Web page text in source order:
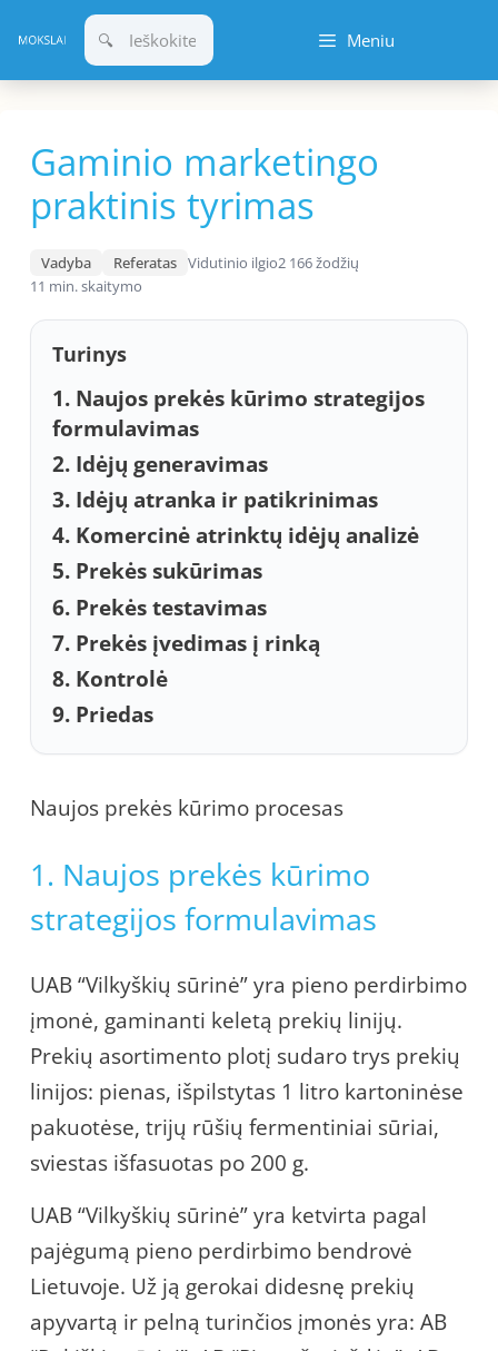
prie
turinio
Meniu
Gaminio marketingo
praktinis tyrimas
Vadyba Referatas Vidutinio ilgio2 166 žodžių
11 min. skaitymo
Turinys
1. Naujos prekės kūrimo strategijos
formulavimas
2. Idėjų generavimas
3. Idėjų atranka ir patikrinimas
4. Komercinė atrinktų idėjų analizė
5. Prekės sukūrimas
6. Prekės testavimas
7. Prekės įvedimas į rinką
8. Kontrolė
9. Priedas
Naujos prekės kūrimo procesas
1. Naujos prekės kūrimo
strategijos formulavimas
UAB “Vilkyškių sūrinė” yra pieno perdirbimo
įmonė, gaminanti keletą prekių linijų.
Prekių asortimento plotį sudaro trys prekių
linijos: pienas, išpilstytas 1 litro kartoninėse
pakuotėse, trijų rūšių fermentiniai sūriai,
sviestas išfasuotas po 200 g.
UAB “Vilkyškių sūrinė” yra ketvirta pagal
pajėgumą pieno perdirbimo bendrovė
Lietuvoje. Už ją gerokai didesnę prekių
apyvartą ir pelną turinčios įmonės yra: AB